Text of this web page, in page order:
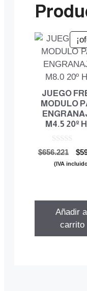
JUEGO
MODULO
M4.5 20º
0
d
e
$656.221
El
$
(IVA
Añadir
carrito